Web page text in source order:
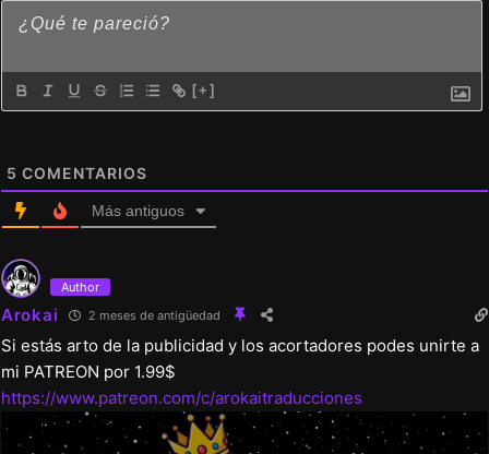
[+]
5 COMENTARIOS
Más antiguos
Author
Arokai 2 meses de antigüedad
Si estás arto de la publicidad y los acortadores podes unirte a
mi PATREON por 1.99$
https://www.patreon.com/c/arokaitraducciones